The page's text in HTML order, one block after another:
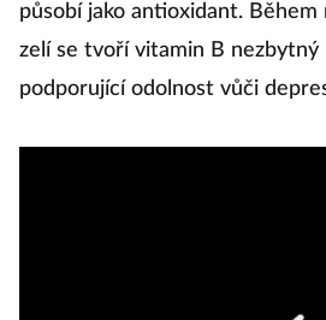
působí jako antioxidant. Během
zelí se tvoří vitamin B
podporující odolnost vůči